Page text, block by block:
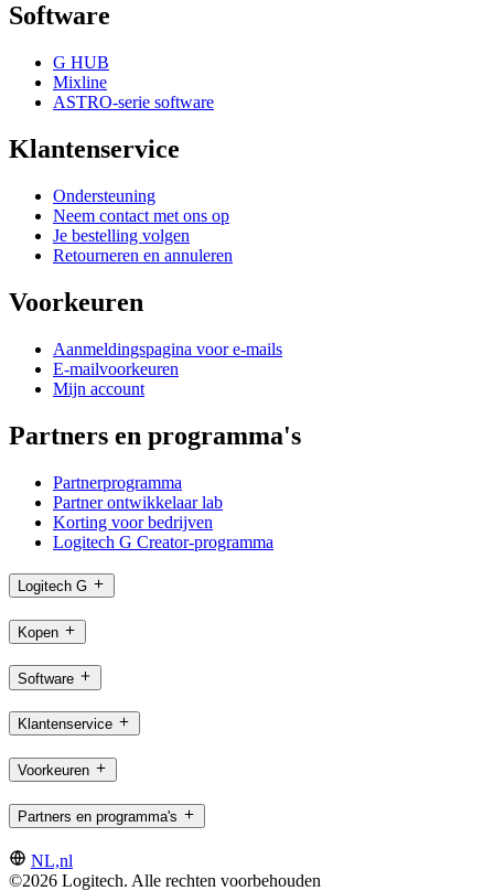
Software
G HUB
Mixline
ASTRO-serie software
Klantenservice
Ondersteuning
Neem contact met ons op
Je bestelling volgen
Retourneren en annuleren
Voorkeuren
Aanmeldingspagina voor e-mails
E-mailvoorkeuren
Mijn account
Partners en programma's
Partnerprogramma
Partner ontwikkelaar lab
Korting voor bedrijven
Logitech G Creator-programma
Logitech G
Kopen
Software
Klantenservice
Voorkeuren
Partners en programma's
NL,nl
©2026 Logitech. Alle rechten voorbehouden